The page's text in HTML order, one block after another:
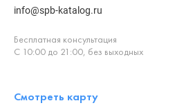
info@spb-katalog.ru
Бесплатная консультация
С 10:00 до 21:00, без выходных
Смотреть карту